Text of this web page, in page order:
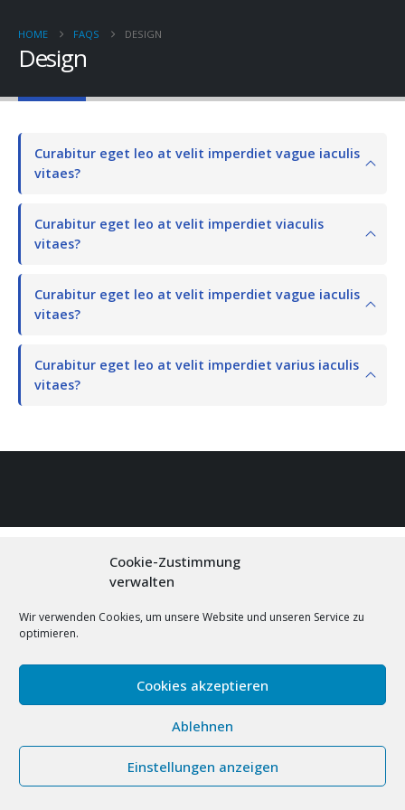
Cookie-Zustimmung
verwalten
Wir verwenden Cookies, um unsere Website und unseren Service zu
optimieren.
Cookies akzeptieren
Ablehnen
Einstellungen anzeigen
HOME FAQS DESIGN
Design
Curabitur eget leo at velit imperdiet vague iaculis
vitaes?
Curabitur eget leo at velit imperdiet viaculis
vitaes?
Curabitur eget leo at velit imperdiet vague iaculis
vitaes?
Curabitur eget leo at velit imperdiet varius iaculis
vitaes?